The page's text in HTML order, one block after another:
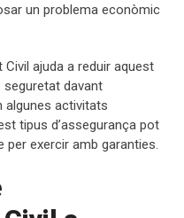
un problema econòmic
Civil ajuda a reduir aquest
davant
algunes activitats
tipus d’assegurança pot
exercir amb garanties.